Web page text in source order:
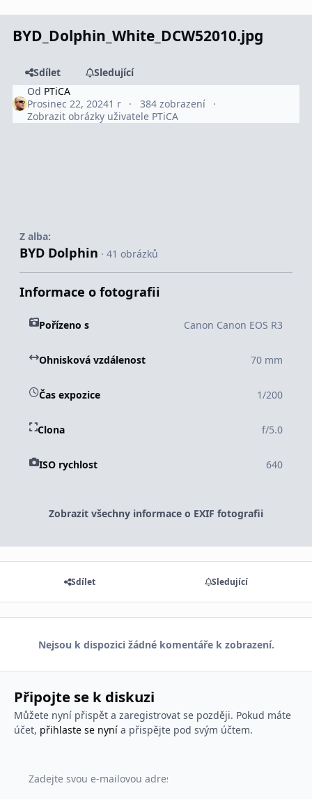
BYD_Dolphin_White_DCW52010.jpg
Sdílet
Sledující
Od PTiCA
Prosinec 22, 20241 r
384 zobrazení
Zobrazit obrázky uživatele PTiCA
Z alba:
BYD Dolphin · 41 obrázků
Informace o fotografii
Pořízeno s Canon Canon EOS R3
Ohnisková vzdálenost 70 mm
Čas expozice 1/200
Clona f/5.0
ISO rychlost 640
Zobrazit všechny informace o EXIF fotografii
Sdílet Sledující
Nejsou k dispozici žádné komentáře k zobrazení.
Připojte se k diskuzi
Můžete nyní přispět a zaregistrovat se později. Pokud máte
účet, přihlaste se nynía přispějte pod svým účtem.